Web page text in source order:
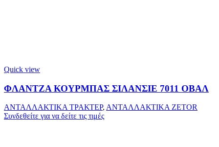
Quick view
ΦΛΑΝΤΖΑ ΚΟΥΡΜΠΑΣ ΣΙΛΑΝΣΙΕ 7011 ΟΒΑΛ
ΑΝΤΑΛΛΑΚΤΙΚΑ ΤΡΑΚΤΕΡ, ΑΝΤΑΛΛΑΚΤΙΚΑ ZETOR
Συνδεθείτε για να δείτε τις τιμές